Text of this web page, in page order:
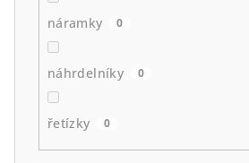
náramky 0
náhrdelníky 0
řetízky 0